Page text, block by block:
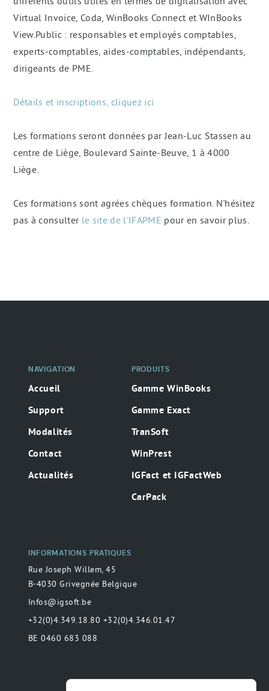
Virtual Invoice, Coda, WinBooks Connect et WInBooks
View.Public : responsables et employés comptables,
experts-comptables, aides-comptables, indépendants,
dirigeants de PME.
Détails et inscriptions, cliquez ici
Les formations seront données par Jean-Luc Stassen au
centre de Liège, Boulevard Sainte-Beuve, 1 à 4000
Liège.
Ces formations sont agrées chèques formation. N'hésitez
pas à consulter le site de l'IFAPME pour en savoir plus.
Navigation
NAVIGATION
Accueil
Support
Modalités
Contact
Actualités
PRODUITS
Gamme WinBooks
Gamme Exact
TranSoft
WinPrest
IGFact et IGFactWeb
CarPack
INFORMATIONS PRATIQUES
Rue Joseph Willem, 45
B-4030 Grivegnée Belgique
Infos@igsoft.be
+32(0)4.349.18.80 +32(0)4.346.01.47
BE 0460 683 088